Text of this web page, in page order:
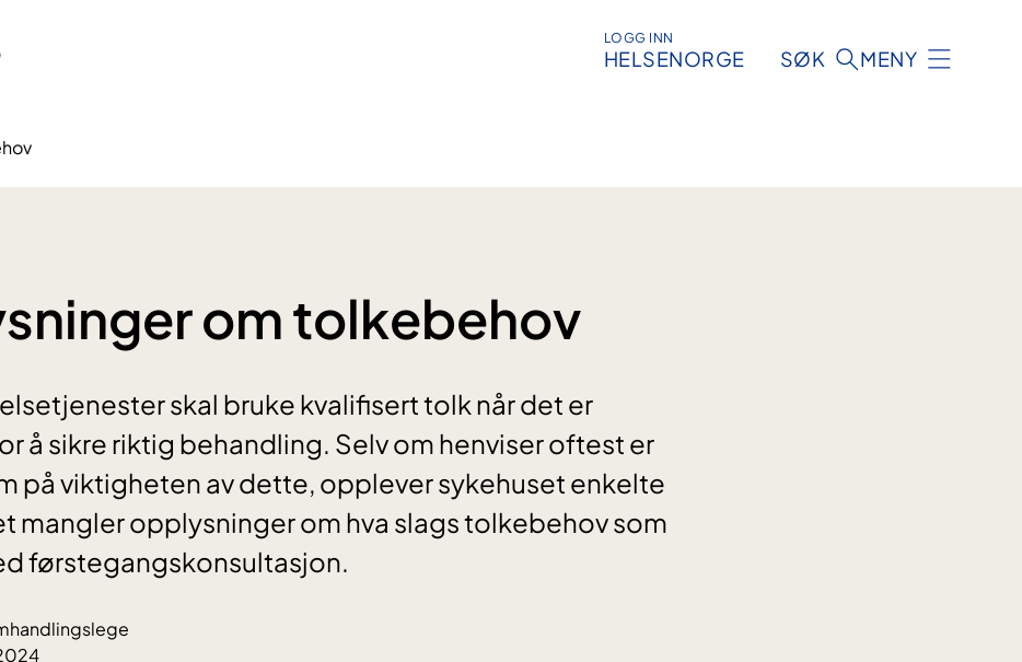
LOGG INN
HELSENORGE SØK MENY
om tolkebehov
skal bruke kvalifisert tolk når det er
å sikre riktig behandling. Selv om henviser oftest er
på viktigheten av dette, opplever sykehuset enkelte
mangler opplysninger om hva slags tolkebehov som
førstegangskonsultasjon.